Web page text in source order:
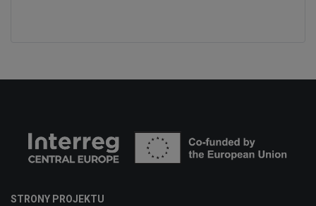
STRONY PROJEKTU